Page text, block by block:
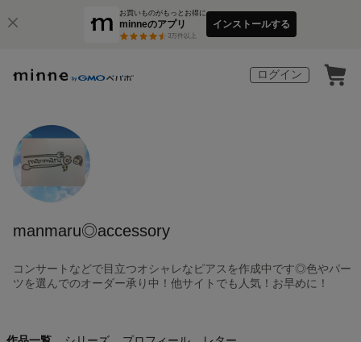
お買いものがもっとお得に
minneのアプリ
3万件以上
インストールする
ログイン
manmaru◎accessory
コンサートなどで目立つオシャレなピアスを作成中です◎色やパー
ツを選んでのオーダー承り中！他サイトでも人気！お早めに！